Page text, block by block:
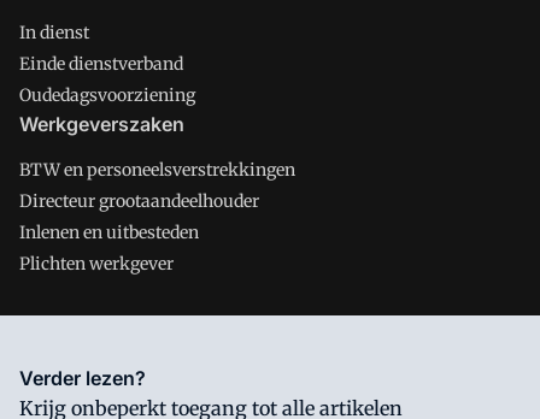
In dienst
Einde dienstverband
Oudedagsvoorziening
Werkgeverszaken
BTW en personeelsverstrekkingen
Directeur grootaandeelhouder
Inlenen en uitbesteden
Plichten werkgever
Salarisnet is onderdeel van VMN media. Lees in
waar VMN media voor staat. Op gebruik van deze site zijn de
Verder lezen?
Krijg onbeperkt toegang tot alle artikelen